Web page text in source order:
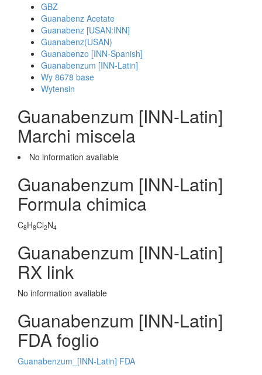
GBZ
Guanabenz Acetate
Guanabenz [USAN:INN]
Guanabenz(USAN)
Guanabenzo [INN-Spanish]
Guanabenzum [INN-Latin]
Wy 8678 base
Wytensin
Guanabenzum [INN-Latin]
Marchi miscela
No information avaliable
Guanabenzum [INN-Latin]
Formula chimica
C8H8Cl2N4
Guanabenzum [INN-Latin]
RX link
No information avaliable
Guanabenzum [INN-Latin]
FDA foglio
Guanabenzum_[INN-Latin] FDA